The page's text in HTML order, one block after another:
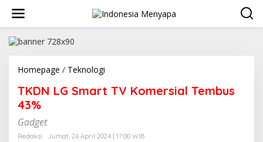
w
Homepage / Teknologi
D
S
TKDN LG Smart TV Komersial Tembus
43%
Gadget
Redaksi
Jumat, 26 April 2024 | 17:00 WIB